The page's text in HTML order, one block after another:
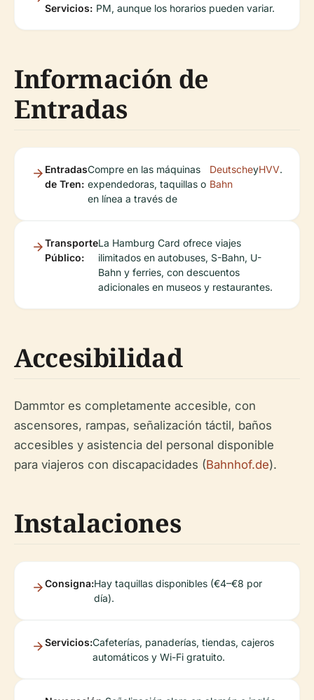
Servicios: PM, aunque los horarios pueden variar.
Información de
Entradas
Entradas
de Tren:
Compre en las máquinas
expendedoras, taquillas o
en línea a través de
Deutsche
Bahn
yHVV.
Transporte
Público:
La Hamburg Card ofrece viajes
ilimitados en autobuses, S-Bahn, U-
Bahn y ferries, con descuentos
adicionales en museos y restaurantes.
Accesibilidad
Dammtor es completamente accesible, con
ascensores, rampas, señalización táctil, baños
accesibles y asistencia del personal disponible
para viajeros con discapacidades (Bahnhof.de).
Instalaciones
Consigna:Hay taquillas disponibles (€4–€8 por
día).
Servicios:Cafeterías, panaderías, tiendas, cajeros
automáticos y Wi-Fi gratuito.